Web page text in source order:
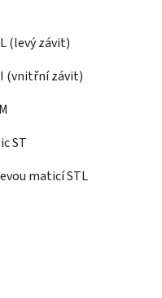
(levý závit)
(vnitřní závit)
ST
maticí STL